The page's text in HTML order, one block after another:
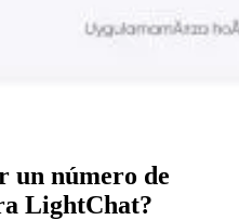
un número de
LightChat?